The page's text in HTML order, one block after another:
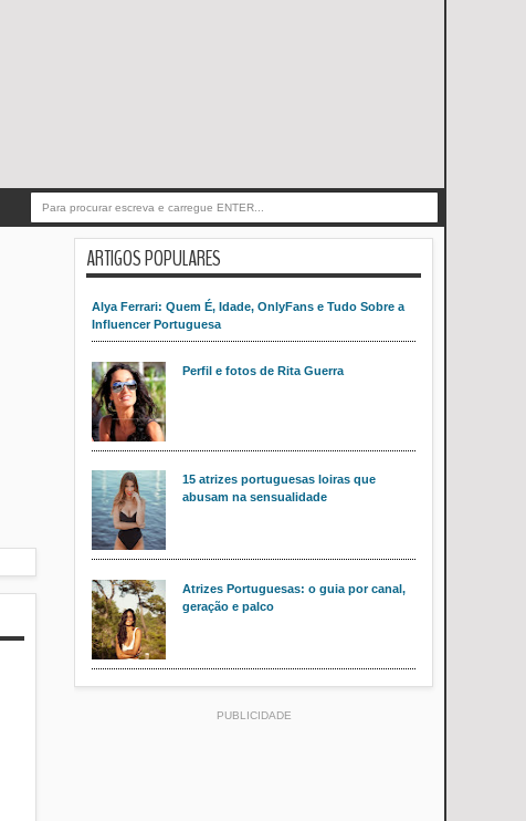
ARTIGOS POPULARES
Alya Ferrari: Quem É, Idade, OnlyFans e Tudo Sobre a
Influencer Portuguesa
Perfil e fotos de Rita Guerra
15 atrizes portuguesas loiras que
abusam na sensualidade
Atrizes Portuguesas: o guia por canal,
geração e palco
PUBLICIDADE